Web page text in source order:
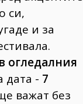
си,
и за
огледалния
дата - 7
важат без